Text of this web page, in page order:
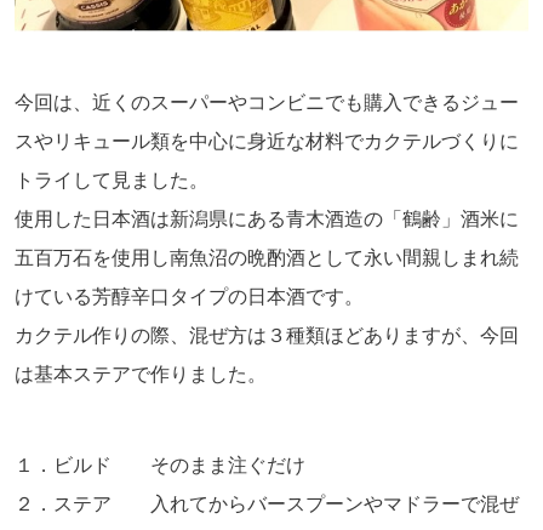
今回は、近くのスーパーやコンビニでも購入できるジュー
スやリキュール類を中心に身近な材料でカクテルづくりに
トライして見ました。
使用した日本酒は新潟県にある青木酒造の「鶴齢」酒米に
五百万石を使用し南魚沼の晩酌酒として永い間親しまれ続
けている芳醇辛口タイプの日本酒です。
カクテル作りの際、混ぜ方は３種類ほどありますが、今回
は基本ステアで作りました。
１．ビルド そのまま注ぐだけ
２．ステア 入れてからバースプーンやマドラーで混ぜ